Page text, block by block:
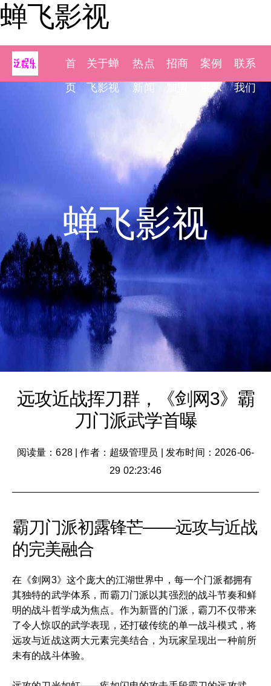
蝉飞影视
首
页
关于蝉
飞影视
热点
新闻
招商
案例
展示
联系
我们
蝉飞影视
远攻近战挥刀群，《剑网3》霸
刀门派武学首曝
阅读量：628|作者：超级管理员
发布时间：2026-06-
29 02:23:46
霸刀门派初露锋芒——远攻与近战
的完美融合
在《剑网3》这个庞大的江湖世界中，每一个门派都拥有
其独特的武学体系，而霸刀门派以其强烈的战斗节奏和鲜
明的战斗哲学成为焦点。作为新晋的门派，霸刀不仅带来
了令人惊叹的武学表现，还打破传统的单一战斗模式，将
远攻与近战这两大元素完美结合，为玩家呈现出一种前所
未有的战斗体验。